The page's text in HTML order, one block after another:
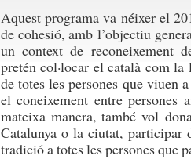
Aquest programa va néixer el
de cohesió, amb l’objectiu
un context de reconeixement
pretén col·locar el català com
de totes les persones que viuen
el coneixement entre persones
mateixa manera, també vol
Catalunya o la ciutat,
tradició a totes les persones que